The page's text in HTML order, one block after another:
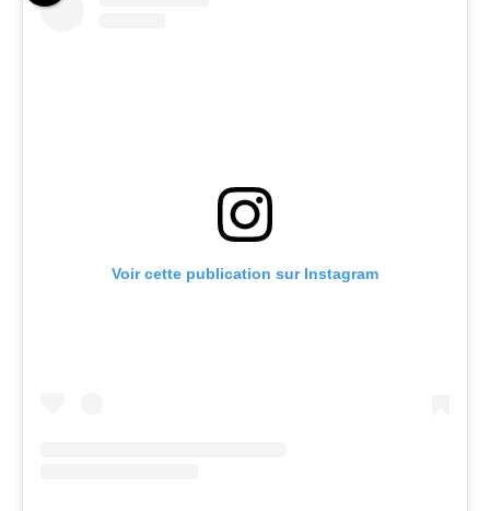
Voir cette publication sur Instagram